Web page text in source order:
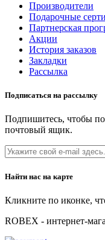
Производители
Подарочные
Партнерская
Акции
История заказов
Закладки
Рассылка
Подписаться на рассылку
Подпишитесь, чтобы
почтовый ящик.
Найти нас на карте
Кликните по иконке,
ROBEX - интернет-